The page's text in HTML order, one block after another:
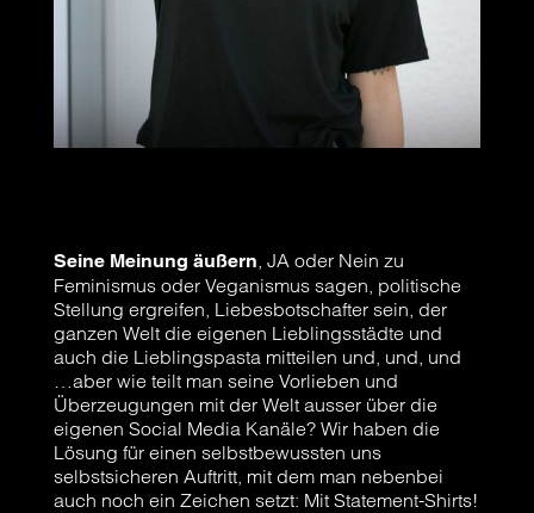
Seine Meinung äußern , JA oder Nein zu
Feminismus oder Veganismus sagen, politische
Stellung ergreifen, Liebesbotschafter sein, der
ganzen Welt die eigenen Lieblingsstädte und
auch die Lieblingspasta mitteilen und, und, und
…aber wie teilt man seine Vorlieben und
Überzeugungen mit der Welt ausser über die
eigenen Social Media Kanäle? Wir haben die
Lösung für einen selbstbewussten uns
selbstsicheren Auftritt, mit dem man nebenbei
auch noch ein Zeichen setzt: Mit Statement-Shirts!